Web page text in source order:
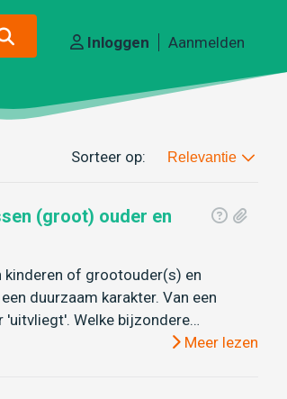
Inloggen Aanmelden
Sorteer op: Relevantie
(groot) ouder en
kinderen of grootouder(s) en
duurzaam karakter. Van een
'uitvliegt'. Welke bijzondere…
Meer lezen